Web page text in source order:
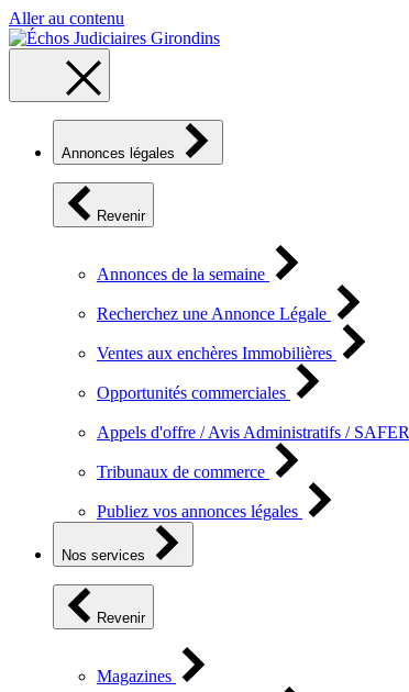
Aller au contenu
Annonces légales
Revenir
Annonces de la semaine
Recherchez une Annonce Légale
Ventes aux enchères Immobilières
Opportunités commerciales
Appels d'offre / Avis Administratifs / SAFER
Tribunaux de commerce
Publiez vos annonces légales
Nos services
Revenir
Magazines